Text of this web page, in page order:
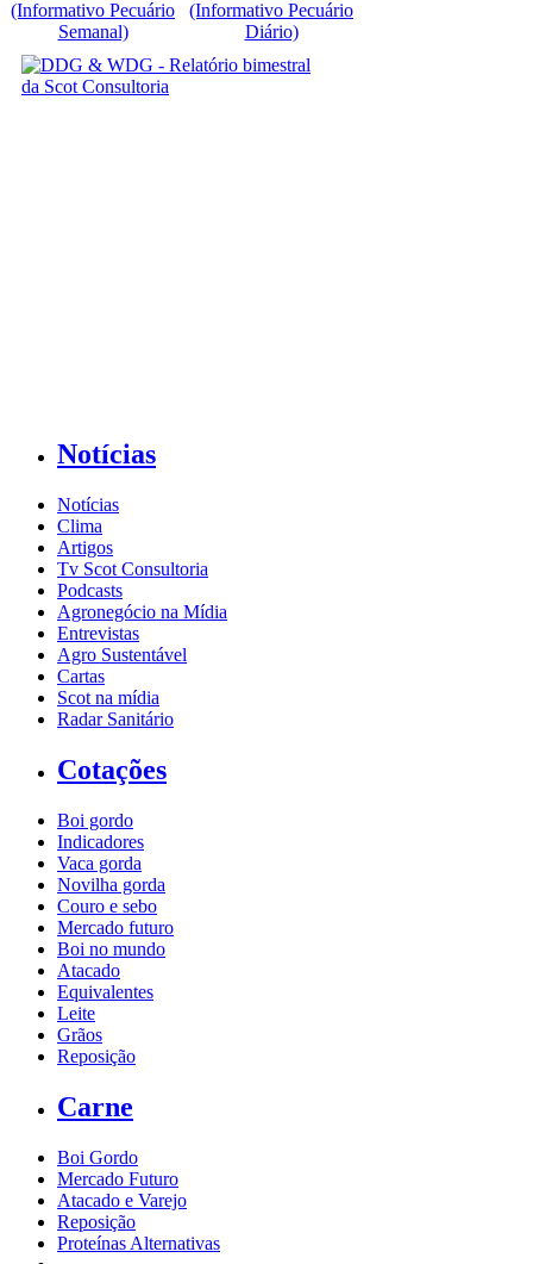
(Informativo Pecuário
Semanal)
(Informativo Pecuário
Diário)
Notícias
Notícias
Clima
Artigos
Tv Scot Consultoria
Podcasts
Agronegócio na Mídia
Entrevistas
Agro Sustentável
Cartas
Scot na mídia
Radar Sanitário
Cotações
Boi gordo
Indicadores
Vaca gorda
Novilha gorda
Couro e sebo
Mercado futuro
Boi no mundo
Atacado
Equivalentes
Leite
Grãos
Reposição
Carne
Boi Gordo
Mercado Futuro
Atacado e Varejo
Reposição
Proteínas Alternativas